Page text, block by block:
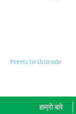
Preeti to Unicode
हाम्राे बारे